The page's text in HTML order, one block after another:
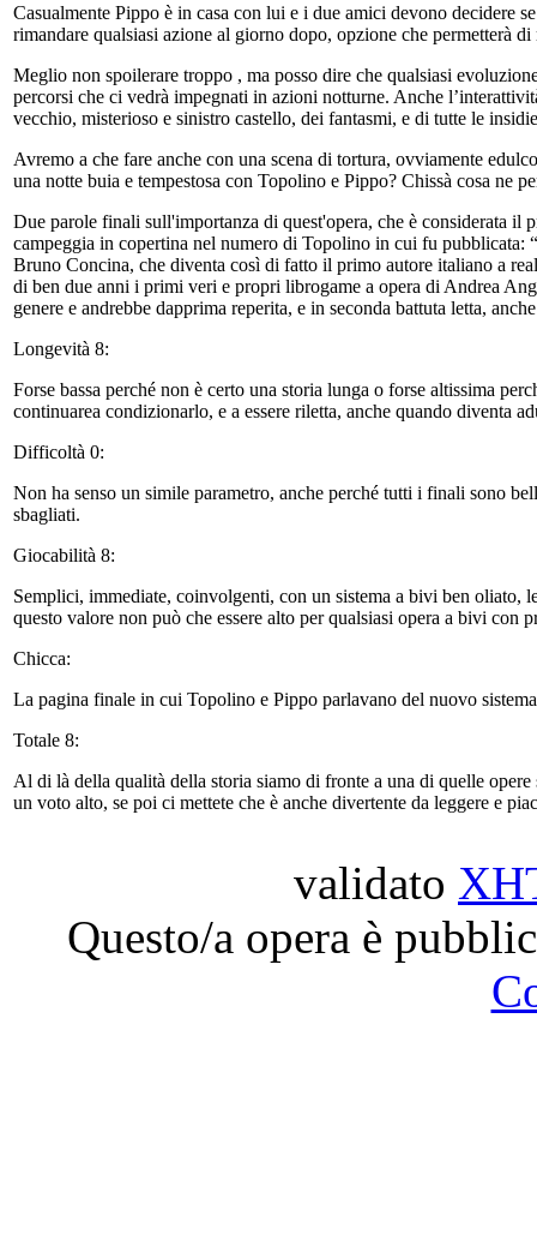
Casualmente Pippo è in casa con lui e i due amici devono decidere
rimandare qualsiasi azione al giorno dopo, opzione che permetterà
Meglio non spoilerare troppo , ma posso dire che qualsiasi
percorsi che ci vedrà impegnati in azioni notturne. Anche
vecchio, misterioso e sinistro castello, dei fantasmi, e di tutte le
Avremo a che fare anche con una scena di tortura, ovviamente
una notte buia e tempestosa con Topolino e Pippo? Chissà cosa ne
Due parole finali sull'importanza di quest'opera, che è considerata il
campeggia in copertina nel numero di Topolino in cui fu
Bruno Concina, che diventa così di fatto il primo autore italiano a
di ben due anni i primi veri e propri librogame a opera di Andrea
genere e andrebbe dapprima reperita, e in seconda battuta letta,
Longevità 8:
Forse bassa perché non è certo una storia lunga o forse altissima
continuarea condizionarlo, e a essere riletta, anche quando diventa
Difficoltà 0:
Non ha senso un simile parametro, anche perché tutti i finali sono
sbagliati.
Giocabilità 8:
Semplici, immediate, coinvolgenti, con un sistema a bivi ben oliato,
questo valore non può che essere alto per qualsiasi opera a bivi con
Chicca:
La pagina finale in cui Topolino e Pippo parlavano del nuovo
Totale 8:
Al di là della qualità della storia siamo di fronte a una di quelle
un voto alto, se poi ci mettete che è anche divertente da leggere e
validato
Questo/a opera è